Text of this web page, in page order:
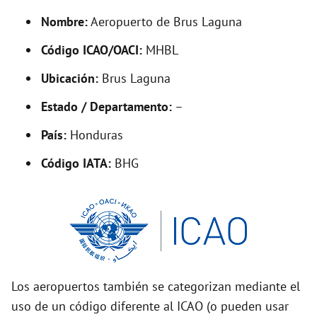
V
i
o
Nombre:Aeropuerto de Brus Laguna
Código ICAO/OACI: MHBL
Ubicación: Brus Laguna
Estado / Departamento: –
País: Honduras
Código IATA: BHG
Los aeropuertos también se categorizan mediante el
uso de un código diferente al ICAO (o pueden usar